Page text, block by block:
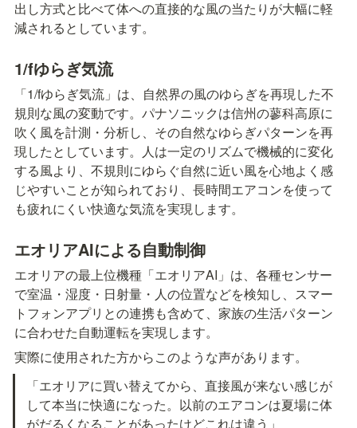
出し方式と比べて体への直接的な風の当たりが大幅に軽
減されるとしています。
1/fゆらぎ気流
「1/fゆらぎ気流」は、自然界の風のゆらぎを再現した不
規則な風の変動です。パナソニックは信州の蓼科高原に
吹く風を計測・分析し、その自然なゆらぎパターンを再
現したとしています。人は一定のリズムで機械的に変化
する風より、不規則にゆらぐ自然に近い風を心地よく感
じやすいことが知られており、長時間エアコンを使って
も疲れにくい快適な気流を実現します。
エオリアAIによる自動制御
エオリアの最上位機種「エオリアAI」は、各種センサー
で室温・湿度・日射量・人の位置などを検知し、スマー
トフォンアプリとの連携も含めて、家族の生活パターン
に合わせた自動運転を実現します。
実際に使用された方からこのような声があります。
「エオリアに買い替えてから、直接風が来ない感じが
して本当に快適になった。以前のエアコンは夏場に体
がだるくなることがあったけどこれは違う」